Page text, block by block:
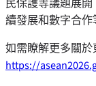
民保護等議題展
續發展和數字合作
如需瞭解更多關
https://